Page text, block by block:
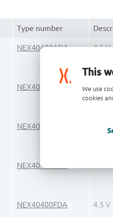
This
We use
cookies
Type number
NEX40400ADA 4.5 V
NEX40400CDA 4.5 V
NEX40400DDA 4.5
NEX40400EDA
NEX40400FDA 4.5